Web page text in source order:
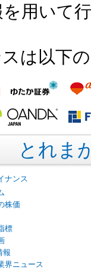
用いて
は以下
とれま
ナンス
株価
標
報
界ニュース